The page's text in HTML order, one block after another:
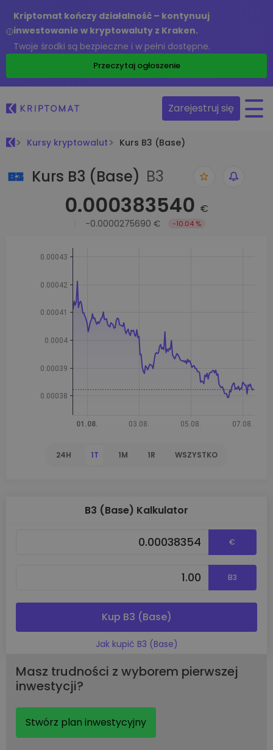
Kriptomat kończy działalność – kontynuuj
inwestowanie w kryptowaluty z Kraken.
Twoje środki są bezpieczne i w pełni dostępne.
Przeczytaj ogłoszenie
Zarejestruj się
Kursy kryptowalut Kurs B3 (Base)
Kurs B3 (Base) B3
0.000383540 €
-0.0000275690 € -10.04 %
24H 1T 1M 1R WSZYSTKO
B3 (Base) Kalkulator
€
B3
Kup B3 (Base)
Jak kupić B3 (Base)
Masz trudności z wyborem pierwszej
inwestycji?
Stwórz plan inwestycyjny